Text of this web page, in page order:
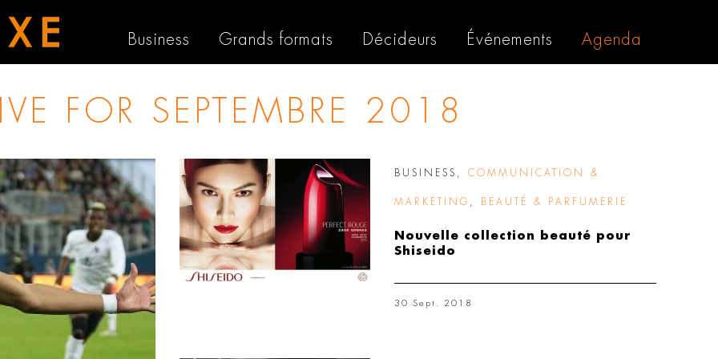
Business Grands formats Décideurs Événements Agenda
FOR SEPTEMBRE 2018
BUSINESS COMMUNICATION &
MARKETING BEAUTÉ & PARFUMERIE
Nouvelle collection beauté pour
Shiseido
30 Sept. 2018